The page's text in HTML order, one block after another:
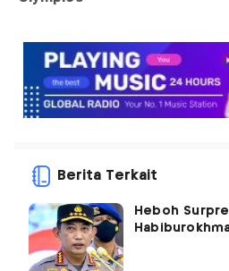
Berita Terkait
Heboh